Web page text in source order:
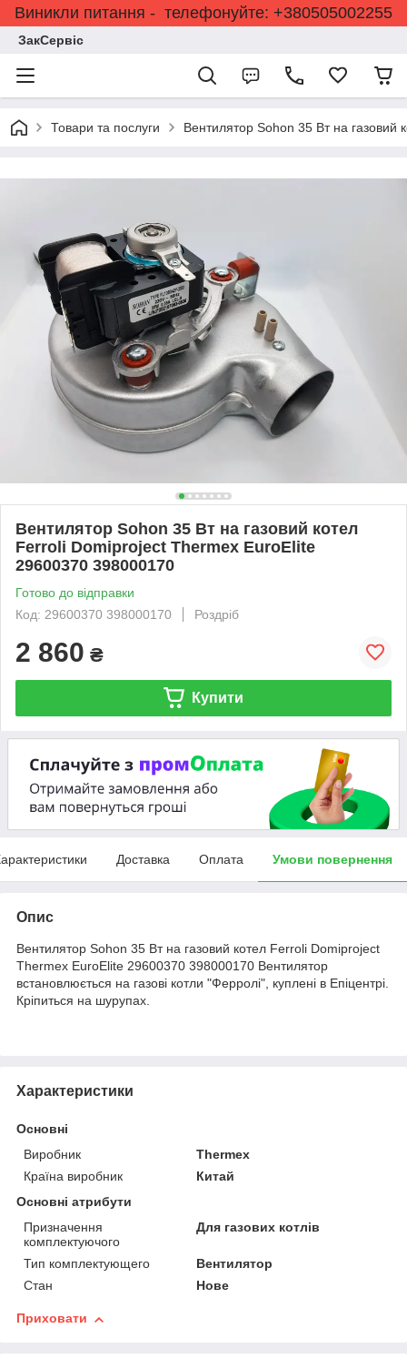
Виникли питання - телефонуйте: +380505002255
ЗакСервіс
Товари та послуги Вентилятор Sohon 35 Вт на
Вентилятор Sohon 35 Вт на газовий котел
Ferroli Domiproject Thermex EuroElite
29600370 398000170
Готово до відправки
Код: 29600370 398000170
Роздріб
2 860 ₴
Купити
Доставка Оплата Умови повернення
Опис
Вентилятор Sohon 35 Вт на газовий котел Ferroli Domiproject
Thermex EuroElite 29600370 398000170 Вентилятор
встановлюється на газові котли "Ферролі", куплені в Епіцентрі.
Кріпиться на шурупах.
Характеристики
Основні
Виробник
Thermex
Країна виробник
Китай
Основні атрибути
Призначення
комплектуючого
Для газових котлів
Тип комплектующего
Вентилятор
Стан
Нове
Приховати